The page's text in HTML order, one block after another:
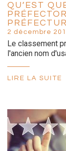
QU’EST
2 décembre
Le classement
l'ancien nom
LIRE LA SUITE